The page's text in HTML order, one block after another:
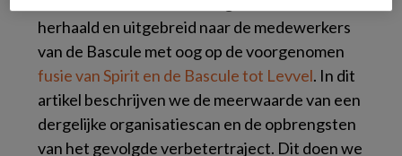
herhaald en uitgebreid naar de medewerkers
van de Bascule met oog op de voorgenomen
fusie van Spirit en de Bascule tot Levvel. In dit
artikel beschrijven we de meerwaarde van een
dergelijke organisatiescan en de opbrengsten
van het gevolgde verbetertraject. Dit doen we